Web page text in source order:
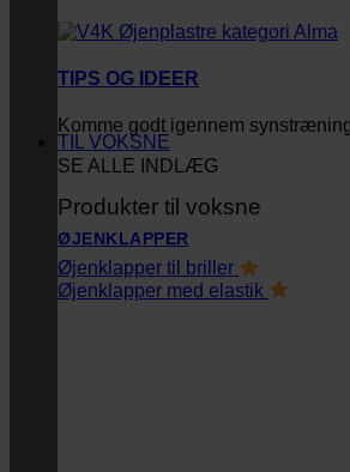
TIPS OG IDEER
Komme godt igennem
SE ALLE INDLÆG
TIL VOKSNE
Produkter til voksne
ØJENKLAPPER
Øjenklapper til briller
Øjenklapper med elastik